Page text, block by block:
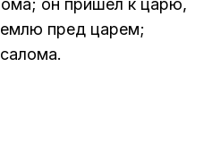
он при­шел к царю,
пред ца­рем;